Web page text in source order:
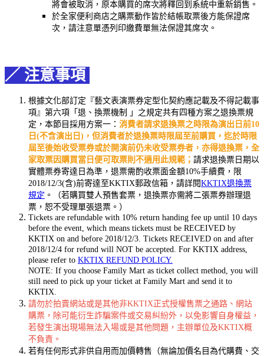
將會被取消，原本購買的席次將釋回到系統中重新銷售。
於全家便利商店之購票動作皆於結帳取票後方能保證席
次，請注意單憑列印繳費單無法保證其席次。
／ 注意事項
根據文化部訂定『藝文表演票券定型化契約應記載及不得記載事
項』第六項「退、換票機制 」之規定共有四種方案之退換票規
定，本節目採用方案一： 消費者請求退換票之時限為演出日前10
日(不含演出日)，但消費者於退換票時限屆至前購買，迄於時限
屆至後始收受票券或於開演前仍未收受票券者，亦得退換票，全
家取票因購買當日便可取票則不適用此規範； 請求退換票日期以
實體票券寄達日為準，退票需酌收票面金額10%手續費，限
2018/12/3(含)前寄達至KKTIX郵政信箱，請詳閱KKTIX退換票
規定 。（若購買雙人預售套票，退換票亦需將二張票券辦理退
票，恕不受理單張退票。）
Tickets are refundable with 10% return handing fee up until 10 days
before the event, which means tickets must be RECEIVED by
KKTIX on and before 2018/12/3. Tickets RECEIVED on and after
2018/12/4 for refund will NOT be accepted. For KKTIX address,
please refer to KKTIX REFUND POLICY.
NOTE: If you choose Family Mart as ticket collect method, you will
still need to pick up your ticket at Family Mart and send it to
KKTIX.
請勿於拍賣網站或是其他非KKTIX正式授權售票之通路、網站
購票，除可能衍生詐騙案件或交易糾紛外，以免影響自身權益，
若發生演出現場無法入場或是其他問題，主辦單位及KKTIX概
不負責。
若有任何形式非供自用而加價轉售（無論加價名目為代購費、交